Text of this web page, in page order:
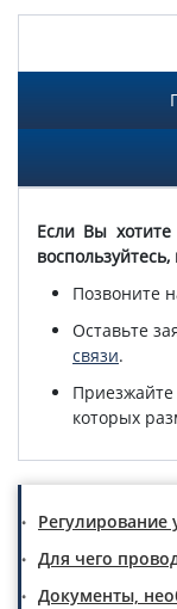
Если Вы
Позвоните
Оставьте
связи.
которых
Для чего
Документы,